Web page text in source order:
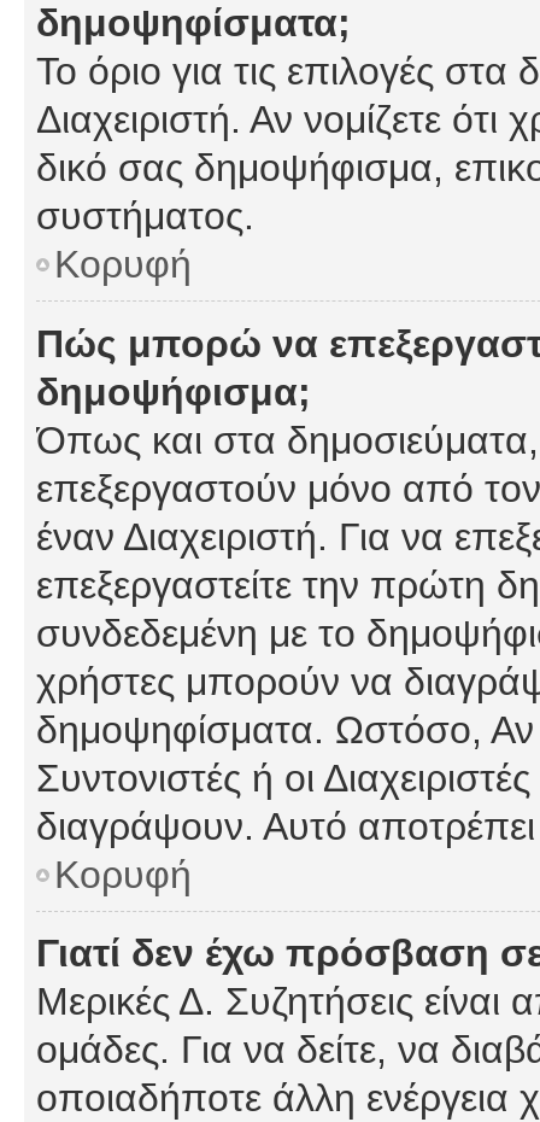
δημοψηφίσματα;
Το όριο για τις επιλογές
Διαχειριστή. Αν νομίζετε ότι
δικό σας δημοψήφισμα,
συστήματος.
Κορυφή
Πώς μπορώ να
δημοψήφισμα;
Όπως και στα
επεξεργαστούν μόνο από
έναν Διαχειριστή. Για να
επεξεργαστείτε την πρώτη
συνδεδεμένη με το
χρήστες μπορούν να
δημοψηφίσματα. Ωστόσο, Αν
Συντονιστές ή οι
διαγράψουν. Αυτό
Κορυφή
Γιατί δεν έχω πρόσβαση
Μερικές Δ. Συζητήσεις είναι
ομάδες. Για να δείτε, να
οποιαδήποτε άλλη ενέργεια